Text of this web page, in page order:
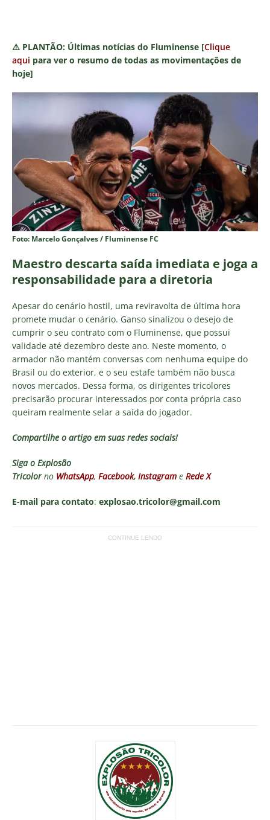
⚠️ PLANTÃO: Últimas notícias do Fluminense [Clique
aqui para ver o resumo de todas as movimentações de
hoje]
Foto: Marcelo Gonçalves / Fluminense FC
Maestro descarta saída imediata e joga a
responsabilidade para a diretoria
Apesar do cenário hostil, uma reviravolta de última hora
promete mudar o cenário. Ganso sinalizou o desejo de
cumprir o seu contrato com o Fluminense, que possui
validade até dezembro deste ano. Neste momento, o
armador não mantém conversas com nenhuma equipe do
Brasil ou do exterior, e o seu estafe também não busca
novos mercados. Dessa forma, os dirigentes tricolores
precisarão procurar interessados por conta própria caso
queiram realmente selar a saída do jogador.
Compartilhe o artigo em suas redes sociais!
Siga o Explosão
Tricolorno WhatsApp, Facebook, Instagram e Rede X
E-mail para contato: explosao.tricolor@gmail.com
CONTINUE LENDO